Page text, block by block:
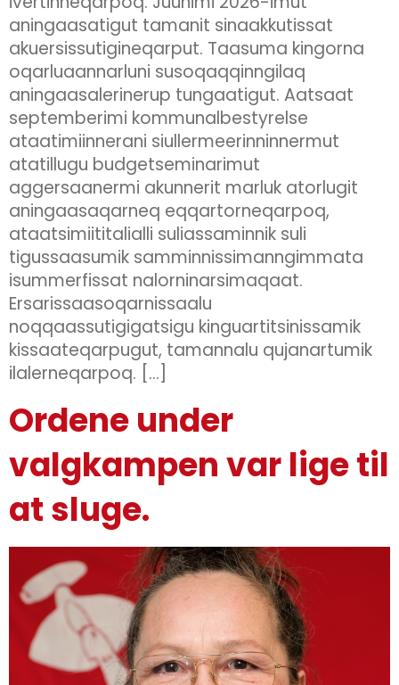
aningaasatigut tamanit sinaakkutissat
akuersissutigineqarput. Taasuma kingorna
oqarluaannarluni susoqaqqinngilaq
aningaasalerinerup tungaatigut. Aatsaat
septemberimi kommunalbestyrelse
ataatimiinnerani siullermeerinninnermut
atatillugu budgetseminarimut
aggersaanermi akunnerit marluk atorlugit
aningaasaqarneq eqqartorneqarpoq,
ataatsimiititalialli suliassaminnik suli
tigussaasumik samminnissimanngimmata
isummerfissat nalorninarsimaqaat.
Ersarissaasoqarnissaalu
noqqaassutigigatsigu kinguartitsinissamik
kissaateqarpugut, tamannalu qujanartumik
ilalerneqarpoq. […]
Ordene under
valgkampen var lige til
at sluge.